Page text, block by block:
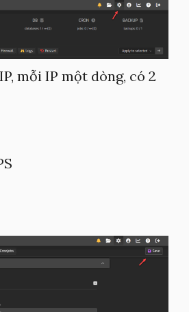
mỗi IP một dòng, có 2